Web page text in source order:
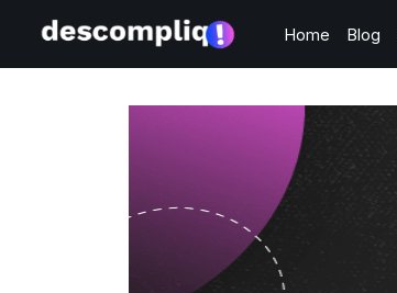
Home Blog